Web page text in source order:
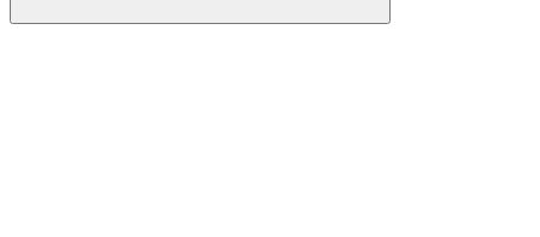
Buscar